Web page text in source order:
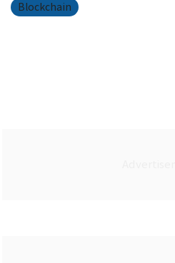
Blockchain